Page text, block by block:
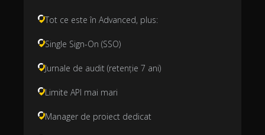
Tot ce este în Advanced, plus:
Single Sign-On (SSO)
Jurnale de audit (retenție 7 ani)
Limite API mai mari
Manager de proiect dedicat